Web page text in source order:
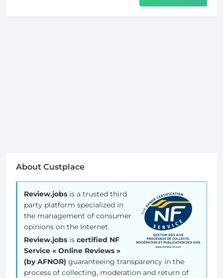
About Custplace
Review.jobs is a trusted third
party platform specialized in
the management of consumer
opinions on the Internet.
Review.jobs is certified NF
Service « Online Reviews »
(by AFNOR) guaranteeing transparency in the
process of collecting, moderation and return of